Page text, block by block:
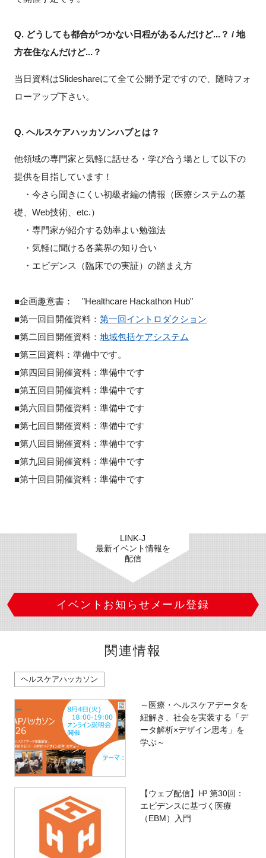
Q. どうしても都合がつかない日程があるんだけど...？ / 地
方在住なんだけど...？
当日資料はSlideshareにて全て公開予定ですので、随時フォ
ローアップ下さい。
Q. ヘルスケアハッカソンハブとは？
他領域の専門家と気軽に話せる・学び合う場として以下の
提供を目指しています！
・今さら聞きにくい初級者編の情報（医療システムの基
礎、Web技術、etc.）
・専門家が紹介する効率よい勉強法
・気軽に聞ける各業界の知り合い
・エビデンス（臨床での実証）の踏まえ方
■企画趣意書： "Healthcare Hackathon Hub"
■第一回目開催資料： 第一回イントロダクション
■第二回目開催資料： 地域包括ケアシステム
■第三回資料：準備中です。
■第四回目開催資料：準備中です
■第五回目開催資料：準備中です
■第六回目開催資料：準備中です
■第七回目開催資料：準備中です
■第八回目開催資料：準備中です
■第九回目開催資料：準備中です
■第十回目開催資料：準備中です
LINK-J
最新イベント情報を
配信
イベントお知らせメール登録
関連情報
ヘルスケアハッカソン
～医療・ヘルスケアデータを
紐解き、社会を実装する「デ
ータ解析×デザイン思考」を
学ぶ～
【ウェブ配信】H³ 第30回：
エビデンスに基づく医療
（EBM）入門